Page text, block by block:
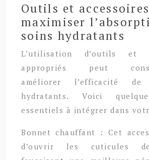
Outils et
maximiser
soins hydratants
L’utilisation d’outils et
appropriés peut
améliorer l’efficacité
hydratants. Voici
essentiels à intégrer dans
Bonnet chauffant : Cet
d’ouvrir les cuticules